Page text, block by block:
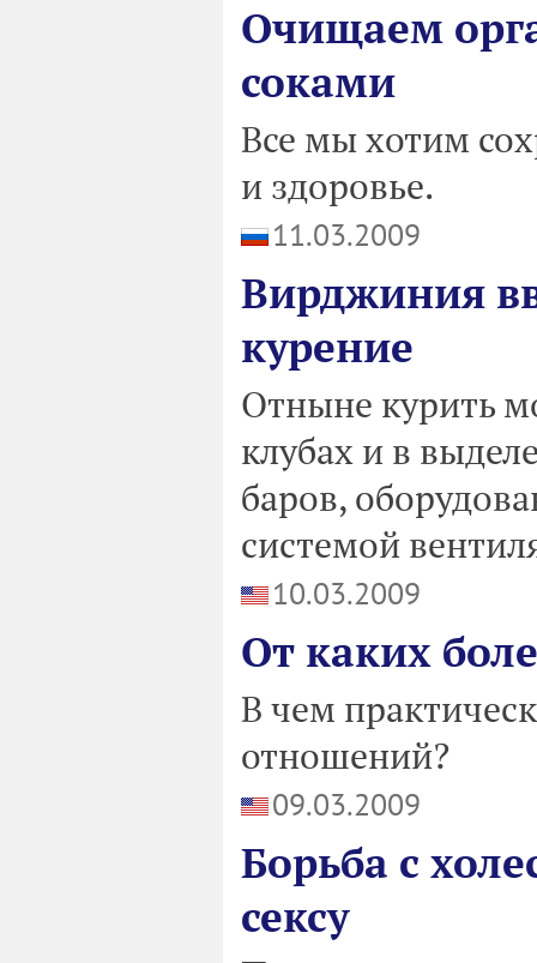
Очищаем
соками
Все мы хотим
и здоровье.
11.03.2009
Вирджиния
курение
Отныне курить
клубах и в
баров,
системой
10.03.2009
От каких
В чем
отношений?
09.03.2009
Борьба с
сексу